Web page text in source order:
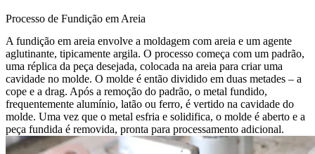
Processo de Fundição em Areia
A fundição em areia envolve a moldagem com areia e um agente
aglutinante, tipicamente argila. O processo começa com um padrão,
uma réplica da peça desejada, colocada na areia para criar uma
cavidade no molde. O molde é então dividido em duas metades – a
cope e a drag. Após a remoção do padrão, o metal fundido,
frequentemente alumínio, latão ou ferro, é vertido na cavidade do
molde. Uma vez que o metal esfria e solidifica, o molde é aberto e a
peça fundida é removida, pronta para processamento adicional.